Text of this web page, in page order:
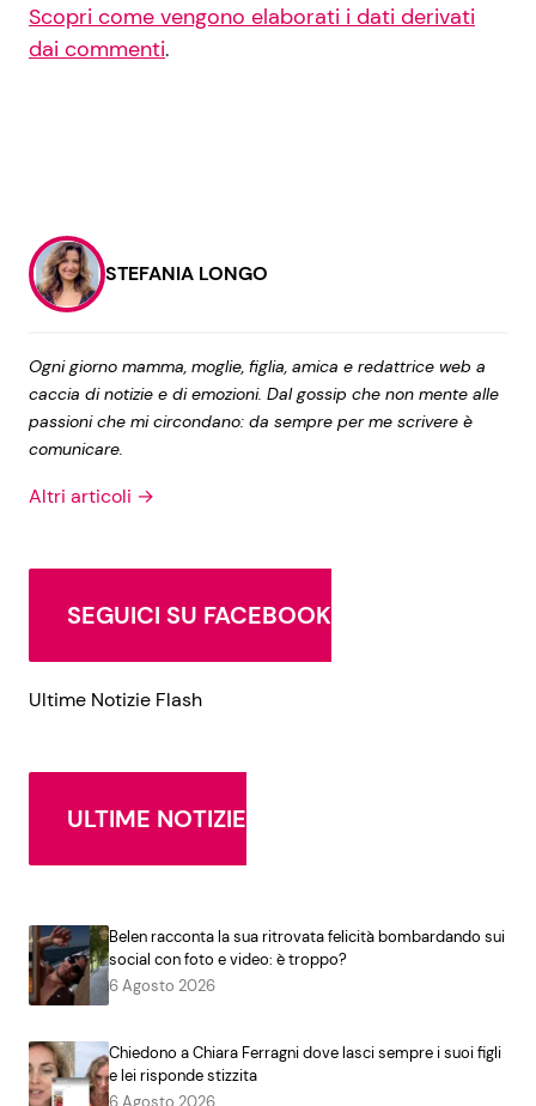
Scopri come vengono elaborati i dati derivati
dai commenti.
STEFANIA LONGO
Ogni giorno mamma, moglie, figlia, amica e redattrice web a
caccia di notizie e di emozioni. Dal gossip che non mente alle
passioni che mi circondano: da sempre per me scrivere è
comunicare.
Altri articoli →
SEGUICI SU FACEBOOK
Ultime Notizie Flash
ULTIME NOTIZIE
Belen racconta la sua ritrovata felicità bombardando sui
social con foto e video: è troppo?
6 Agosto 2026
Chiedono a Chiara Ferragni dove lasci sempre i suoi figli
e lei risponde stizzita
6 Agosto 2026